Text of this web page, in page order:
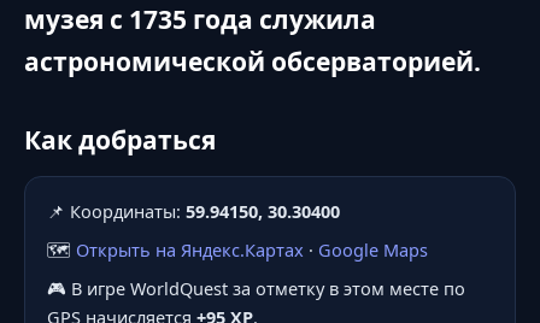
музея с 1735 года служила
астрономической обсерваторией.
Как добраться
📌 Координаты: 59.94150, 30.30400
🗺️ Открыть на Яндекс.Картах · Google Maps
🎮 В игре WorldQuest за отметку в этом месте по
GPS начисляется +95 XP.